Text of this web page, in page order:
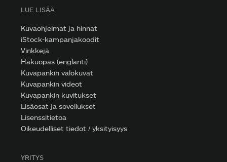
LUE LISÄÄ
Kuvaohjelmat ja hinnat
iStock-kampanjakoodit
Vinkkejä
Hakuopas (englanti)
Kuvapankin valokuvat
Kuvapankin videot
Kuvapankin kuvitukset
Lisäosat ja sovellukset
Lisenssitietoa
Oikeudelliset tiedot / yksityisyys
YRITYS